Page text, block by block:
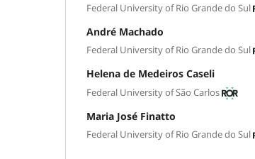
Federal University of Rio Grande do Sul
André Machado
Federal University of Rio Grande do Sul
Helena de Medeiros Caseli
Federal University of São Carlos
Maria José Finatto
Federal University of Rio Grande do Sul